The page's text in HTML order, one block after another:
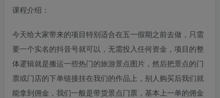
课程介绍：
今天给大家带来的项目特别适合在五一假期之前去做，只需
要一个实名的抖音号就可以，无需投入任何资金，项目的整
体逻辑就是搬运一些热门的旅游景点图片，然后把景点的门
票或门店的下单链接挂在我们的作品上，别人购买后我们就
能拿到佣金，我们一般是带货景点门票，基本上一单的佣金